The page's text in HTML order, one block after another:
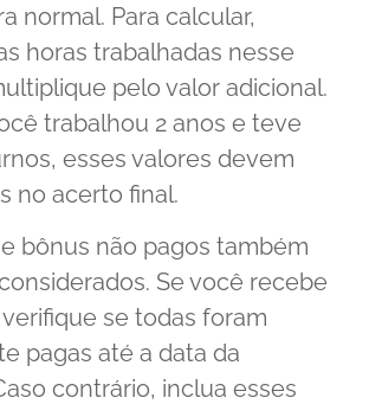
normal. Para calcular,
horas trabalhadas nesse
pelo valor adicional.
trabalhou 2 anos e teve
esses valores devem
no acerto final.
bônus não pagos também
Se você recebe
se todas foram
pagas até a data da
contrário, inclua esses